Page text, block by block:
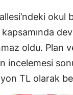
okul
oldu. Plan
incelemesi
TL olarak